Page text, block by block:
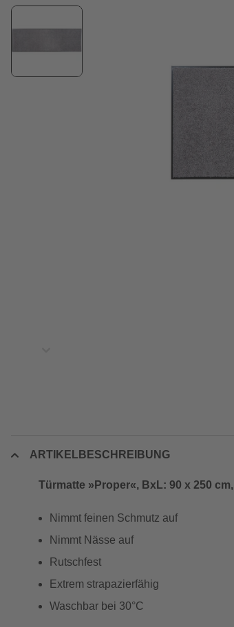
ARTIKELBESCHREIBUNG
Türmatte »Proper«, BxL: 90 x 250
Nimmt feinen Schmutz auf
Nimmt Nässe auf
Rutschfest
Extrem strapazierfähig
Waschbar bei 30°C